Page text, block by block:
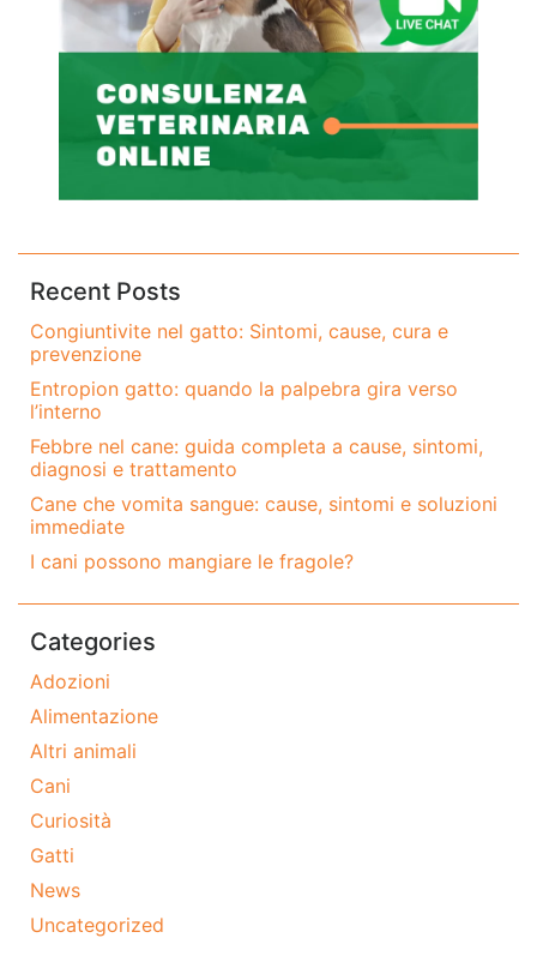
Recent Posts
Congiuntivite nel gatto: Sintomi, cause, cura e
prevenzione
Entropion gatto: quando la palpebra gira verso
l’interno
Febbre nel cane: guida completa a cause, sintomi,
diagnosi e trattamento
Cane che vomita sangue: cause, sintomi e soluzioni
immediate
I cani possono mangiare le fragole?
Categories
Adozioni
Alimentazione
Altri animali
Cani
Curiosità
Gatti
News
Uncategorized